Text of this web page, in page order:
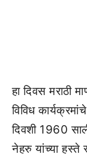
हा दिवस मराठी
विविध
दिवशी 1960
नेहरु यांच्या हस्ते